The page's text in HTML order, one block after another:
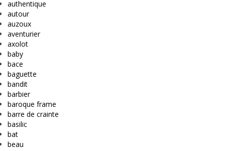
authentique
autour
auzoux
aventurier
axolot
baby
bace
baguette
bandit
barbier
baroque frame
barre de crainte
basilic
bat
beau